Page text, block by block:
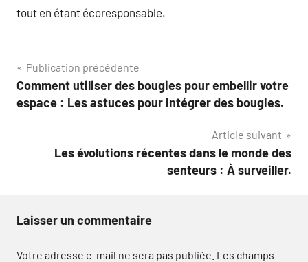
tout en étant écoresponsable.
Navigation
de
Publication précédente
Comment utiliser des bougies pour embellir votre
espace : Les astuces pour intégrer des bougies.
Article suivant
Les évolutions récentes dans le monde des
senteurs : À surveiller.
Laisser un commentaire
Votre adresse e-mail ne sera pas publiée. Les champs